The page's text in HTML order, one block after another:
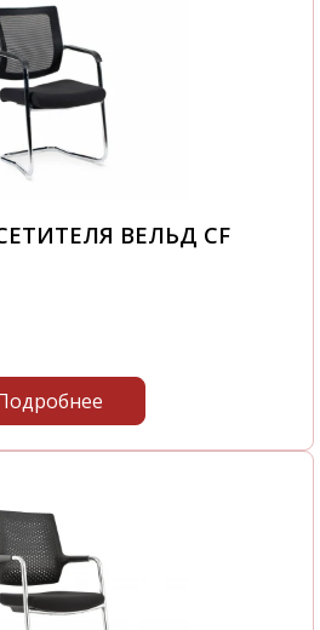
привередливых
осуществляется по
области
компании ООО "Офисная
также по всем
В нашем интернет-
Кресло для посетителя
быстро оформить
SK-3059-01 -
вы получите
в самые короткие
офис, который
г. Москва,
д. 4, корп. 1, офис 602, 6-й
ВЕЛЬД CF